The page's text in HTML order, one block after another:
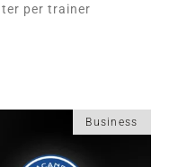
per trainer
Business